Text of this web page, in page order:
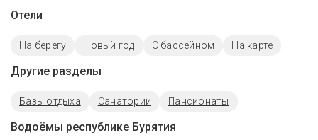
Отели
На берегу Новый год C бассейном На карте
Другие разделы
Базы отдыха Санатории Пансионаты
Водоёмы республике Бурятия